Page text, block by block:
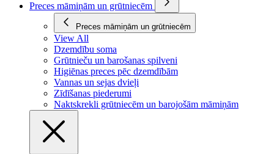
Preces māmiņām un grūtniecēm
Preces māmiņām un grūtniecēm
View All
Dzemdību soma
Grūtnieču un barošanas spilveni
Higiēnas preces pēc dzemdībām
Vannas un sejas dvieļi
Zīdīšanas piederumi
Naktskrekli grūtniecēm un barojošām māmiņām